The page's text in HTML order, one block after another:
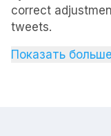
correct
tweets.
We've reported
Показать больше